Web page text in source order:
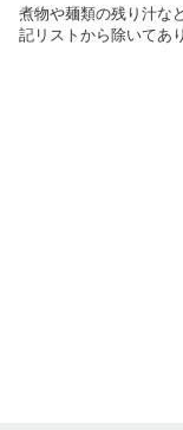
煮物や麺類の残り汁な
記リストから除いてあ